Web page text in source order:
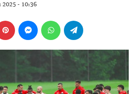
- 10:36